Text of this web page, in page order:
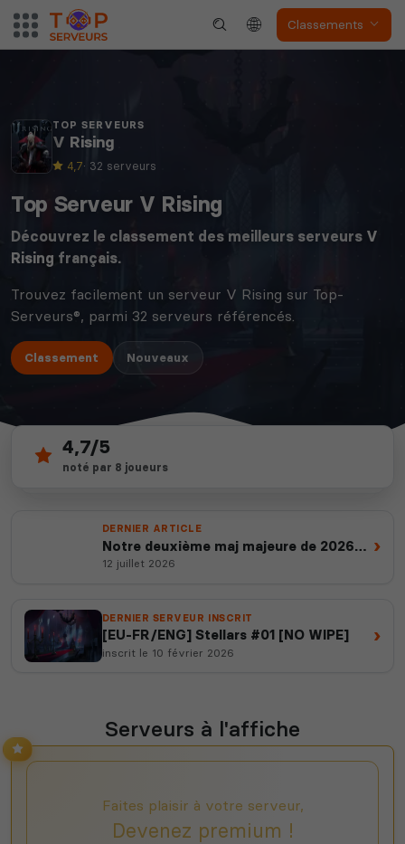
Classements
TOP SERVEURS
V Rising
4,7· 32 serveurs
Top Serveur V Rising
Découvrez le classement des meilleurs serveurs V
Rising français.
Trouvez facilement un serveur V Rising sur Top-
Serveurs®, parmi 32 serveurs référencés.
Classement Nouveaux
32
serveurs actifs
depuis 2012
4,7/5
noté par 8 joueurs
DERNIER ARTICLE
Notre deuxième maj majeure de 2026
est en ligne
12 juillet 2026
›
DERNIER SERVEUR INSCRIT
[EU-FR/ENG] Stellars #01 [NO WIPE]
inscrit le 10 février 2026
›
Serveurs à l'affiche
Faites plaisir à votre serveur,
Devenez premium !